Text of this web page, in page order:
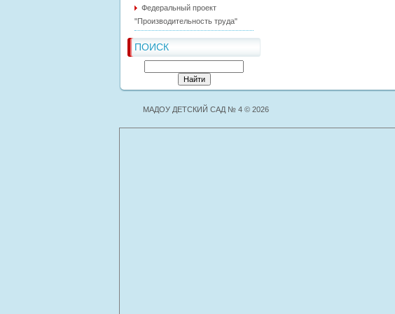
Федеральный проект
"Производительность труда"
ПОИСК
МАДОУ ДЕТСКИЙ САД № 4 © 2026